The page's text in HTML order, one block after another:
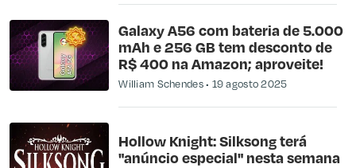
Galaxy A56 com bateria de 5.000
mAh e 256 GB tem desconto de
R$ 400 na Amazon; aproveite!
William Schendes 19 agosto 2025
Hollow Knight: Silksong terá
"anúncio especial" nesta semana